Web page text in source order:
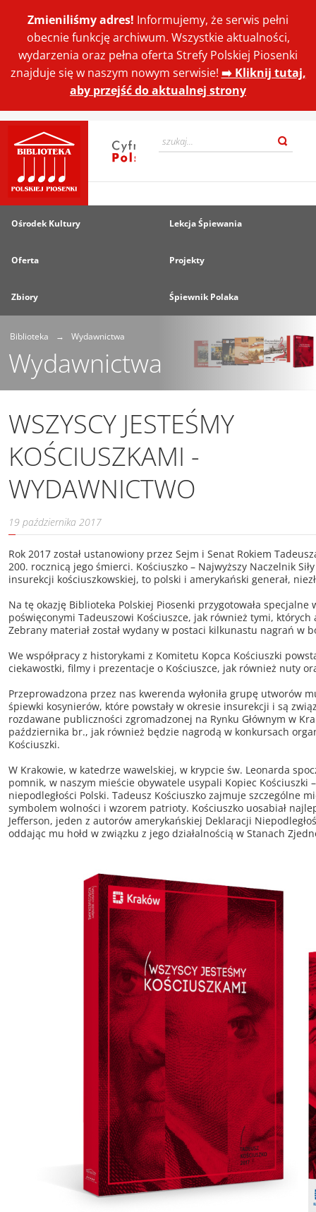
Zmieniliśmy adres! Informujemy, że serwis pełni
obecnie funkcję archiwum. Wszystkie aktualności,
wydarzenia oraz pełna oferta Strefy Polskiej Piosenki
znajduje się w naszym nowym serwisie! ➡️ Kliknij tutaj,
aby przejść do aktualnej strony
Ośrodek Kultury Lekcja Śpiewania
Oferta Projekty
Zbiory Śpiewnik Polaka
Biblioteka Wydawnictwa
Wydawnictwa
WSZYSCY JESTEŚMY
KOŚCIUSZKAMI -
WYDAWNICTWO
19 października 2017
Rok 2017 został ustanowiony przez Sejm i Senat Rokiem
200. rocznicą jego śmierci. Kościuszko – Najwyższy Naczelnik
insurekcji kościuszkowskiej, to polski i amerykański generał,
Na tę okazję Biblioteka Polskiej Piosenki przygotowała
poświęconymi Tadeuszowi Kościuszce, jak również tymi,
Zebrany materiał został wydany w postaci kilkunastu nagrań w
We współpracy z historykami z Komitetu Kopca Kościuszki
ciekawostki, filmy i prezentacje o Kościuszce, jak również nuty
Przeprowadzona przez nas kwerenda wyłoniła grupę utworów
śpiewki kosynierów, które powstały w okresie insurekcji i są
rozdawane publiczności zgromadzonej na Rynku Głównym w
października br., jak również będzie nagrodą w konkursach
Kościuszki.
W Krakowie, w katedrze wawelskiej, w krypcie św. Leonarda
pomnik, w naszym mieście obywatele usypali Kopiec
niepodległości Polski. Tadeusz Kościuszko zajmuje szczególne
symbolem wolności i wzorem patrioty. Kościuszko uosabiał
Jefferson, jeden z autorów amerykańskiej Deklaracji
oddając mu hołd w związku z jego działalnością w Stanach